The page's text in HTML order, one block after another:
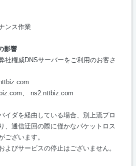
ンス作業
影響
社権威DNSサーバーをご利用のお客さ
、 ns2.nttbiz.com
イダを経由している場合、別上流プロ
、通信迂回の際に僅かなパケットロス
ございます。
よびサービスの停止はございません。